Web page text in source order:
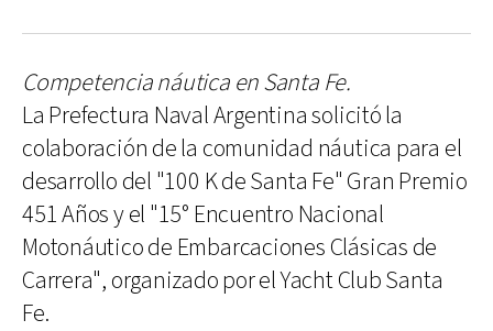
Competencia náutica en Santa Fe.
La Prefectura Naval Argentina solicitó la
colaboración de la comunidad náutica para el
desarrollo del "100 K de Santa Fe" Gran Premio
451 Años y el "15° Encuentro Nacional
Motonáutico de Embarcaciones Clásicas de
Carrera", organizado por el Yacht Club Santa
Fe.